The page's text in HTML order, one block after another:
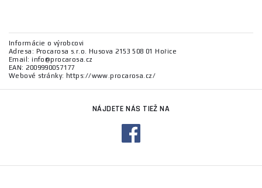
Informácie o výrobcovi
Adresa: Procarosa s.r.o. Husova 2153 508 01 Hořice
Email: info@procarosa.cz
EAN: 2009990057177
Webové stránky: https://www.procarosa.cz/
NÁJDETE NÁS TIEŽ NA